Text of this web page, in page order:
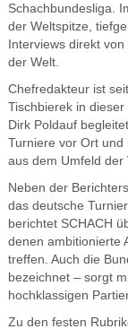
Schachbundesliga.
der Weltspitze,
Interviews direkt
der Welt.
Chefredakteur ist
Tischbierek in
Dirk Poldauf
Turniere vor Ort und
aus dem Umfeld der
Neben der
das deutsche
berichtet SCHACH
denen ambitionierte
treffen. Auch die
bezeichnet – sorgt
hochklassigen
Zu den festen